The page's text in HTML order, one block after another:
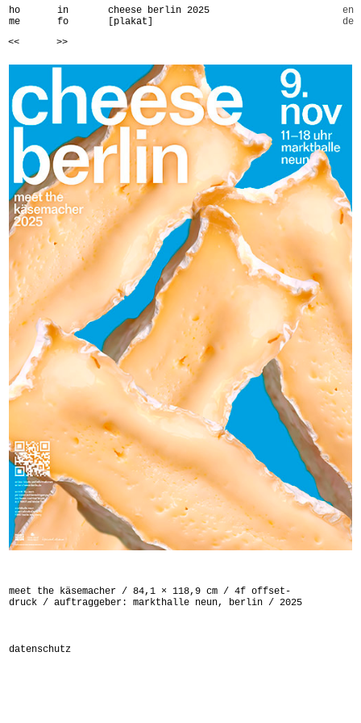
in
fo
en
de
ho
me
>>
<<
cheese berlin 2025
[plakat]
meet the käsemacher / 84,1 × 118,9 cm / 4f offset-
druck / auftraggeber: markthalle neun, berlin / 2025
datenschutz